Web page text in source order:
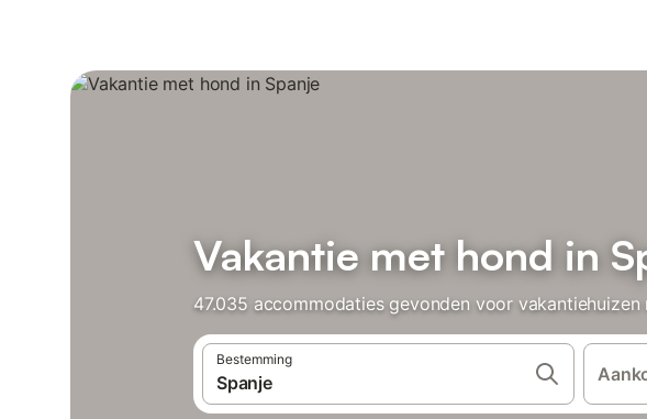
Vakantie met hond in
47.035 accommodaties gevonden voor
Bestemming